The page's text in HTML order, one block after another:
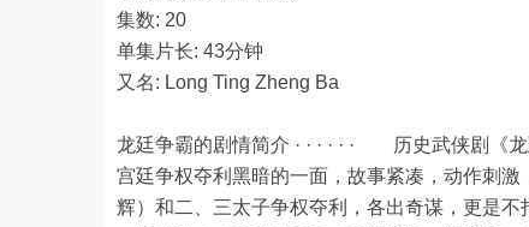
集数: 20
单集片长: 43分钟
又名: Long Ting Zheng Ba
龙廷争霸的剧情简介 · · · · · · 历史武侠剧《
宫廷争权夺利黑暗的一面，故事紧凑，动作
辉）和二、三太子争权夺利，各出奇谋，更是